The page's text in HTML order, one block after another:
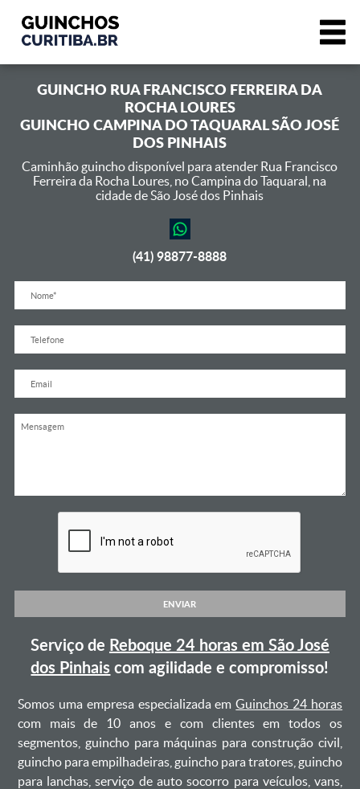
GUINCHO RUA FRANCISCO FERREIRA DA
ROCHA LOURES
GUINCHO CAMPINA DO TAQUARAL SÃO JOSÉ
DOS PINHAIS
Caminhão guincho disponível para atender Rua Francisco
Ferreira da Rocha Loures, no Campina do Taquaral, na
cidade de São José dos Pinhais
(41) 98877-8888
ENVIAR
Serviço de Reboque 24 horas em São José
dos Pinhais com agilidade e compromisso!
Somos uma empresa especializada emGuinchos 24 horas
com mais de 10 anos e com clientes em todos os
segmentos, guincho para máquinas para construção civil,
guincho para empilhadeiras, guincho para tratores, guincho
para lanchas, serviço de auto socorro para veículos, vans,